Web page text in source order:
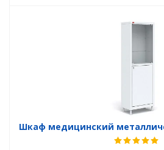
Шкаф медицинский